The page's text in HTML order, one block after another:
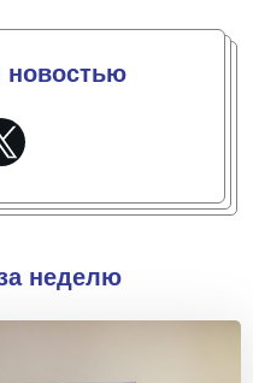
новостью
неделю